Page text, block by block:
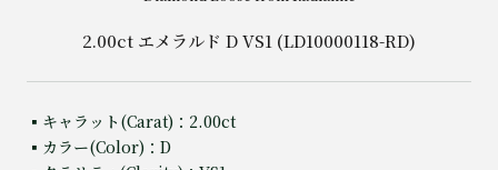
2.00ct エメラルド D VS1 (LD10000118-RD)
▪️キャラット(Carat)：2.00ct
▪️カラー(Color)：D